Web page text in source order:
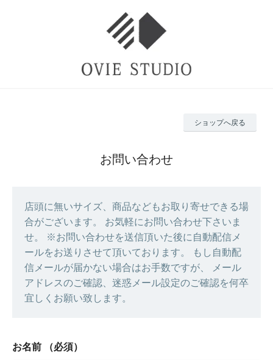
ショップへ戻る
お問い合わせ
店頭に無いサイズ、商品などもお取り寄せできる場
合がございます。 お気軽にお問い合わせ下さいま
せ。 ※お問い合わせを送信頂いた後に自動配信メ
ールをお送りさせて頂いております。 もし自動配
信メールが届かない場合はお手数ですが、 メール
アドレスのご確認、迷惑メール設定のご確認を何卒
宜しくお願い致します。
お名前 （必須）